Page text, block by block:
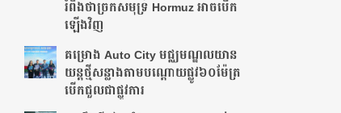
រំពឹងថា​ច្រកសមុទ្រ Hormuz អាចបើក
ឡើងវិញ
គម្រោង Auto City មជ្ឈមណ្ឌលយាន
យន្តថ្មីសន្លាង​តាមបណ្តោយផ្លូវ​​៦០ម៉ែត្រ​
បើកជួលជាផ្លូវការ